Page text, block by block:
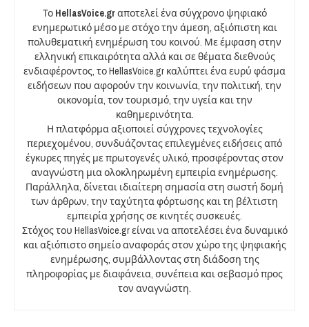
Το HellasVoice.grαποτελεί ένα σύγχρονο ψηφιακό
ενημερωτικό μέσο με στόχο την άμεση, αξιόπιστη και
πολυθεματική ενημέρωση του κοινού. Με έμφαση στην
ελληνική επικαιρότητα αλλά και σε θέματα διεθνούς
ενδιαφέροντος, το HellasVoice.gr καλύπτει ένα ευρύ φάσμα
ειδήσεων που αφορούν την κοινωνία, την πολιτική, την
οικονομία, τον τουρισμό, την υγεία και την
καθημερινότητα.
Η πλατφόρμα αξιοποιεί σύγχρονες τεχνολογίες
περιεχομένου, συνδυάζοντας επιλεγμένες ειδήσεις από
έγκυρες πηγές με πρωτογενές υλικό, προσφέροντας στον
αναγνώστη μια ολοκληρωμένη εμπειρία ενημέρωσης.
Παράλληλα, δίνεται ιδιαίτερη σημασία στη σωστή δομή
των άρθρων, την ταχύτητα φόρτωσης και τη βέλτιστη
εμπειρία χρήσης σε κινητές συσκευές.
Στόχος του HellasVoice.gr είναι να αποτελέσει ένα δυναμικό
και αξιόπιστο σημείο αναφοράς στον χώρο της ψηφιακής
ενημέρωσης, συμβάλλοντας στη διάδοση της
πληροφορίας με διαφάνεια, συνέπεια και σεβασμό προς
τον αναγνώστη.